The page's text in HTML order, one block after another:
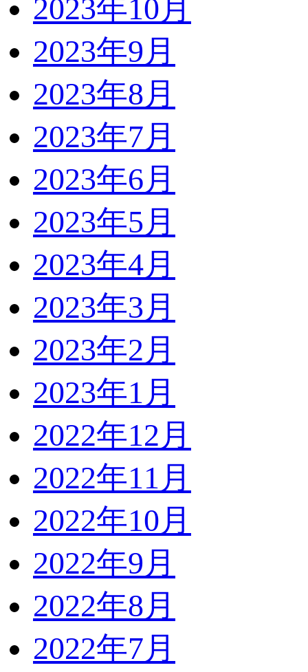
2023年10月
2023年9月
2023年8月
2023年7月
2023年6月
2023年5月
2023年4月
2023年3月
2023年2月
2023年1月
2022年12月
2022年11月
2022年10月
2022年9月
2022年8月
2022年7月